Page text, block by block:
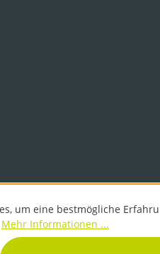
um eine bestmögliche
Mehr Informationen ...